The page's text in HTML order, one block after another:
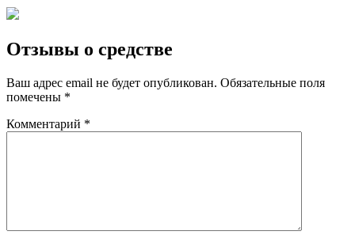
Отзывы о средстве
Ваш адрес email не будет опубликован. Обязательные поля
помечены *
Комментарий *